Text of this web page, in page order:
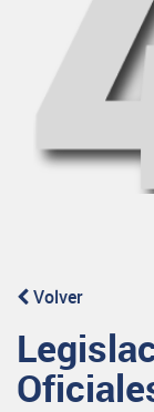
Volver